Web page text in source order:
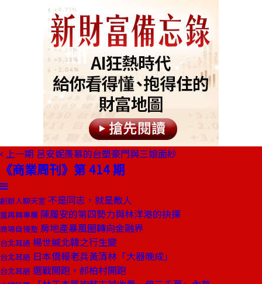
上一期 呂安妮羨慕的台塑豪門與三娘面紗
《商業周刊》第 414 期
創辦人聊天室 不是同志，就是敵人
童再興專欄 陳履安的第四勢力與林洋港的抉擇
商場自慢塾 房地產暴風圈轉向金融界
台北耳語 楊世緘北韓之行生變
台北耳語 日本僑報老兵黃清林「大器晚成」
台北耳語 選戰開跑，郝柏村開跑